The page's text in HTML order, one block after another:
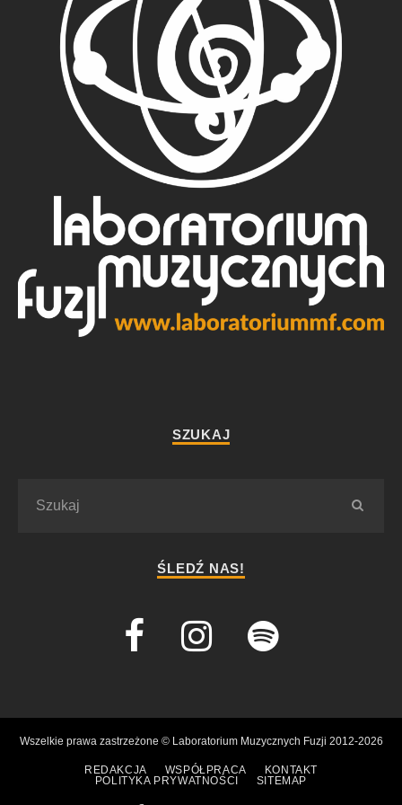
SZUKAJ
ŚLEDŹ NAS!
Wszelkie prawa zastrzeżone © Laboratorium Muzycznych Fuzji 2012-2026
REDAKCJA WSPÓŁPRACA
KONTAKT
POLITYKA PRYWATNOŚCI
SITEMAP